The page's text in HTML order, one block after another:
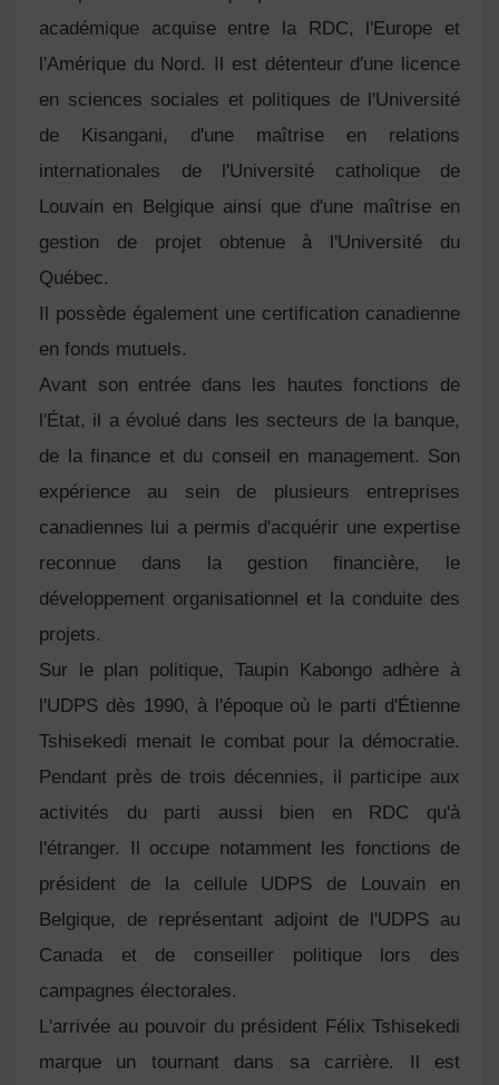
académique acquise entre la RDC, l'Europe et
l'Amérique du Nord. Il est détenteur d'une licence
en sciences sociales et politiques de l'Université
de Kisangani, d'une maîtrise en relations
internationales de l'Université catholique de
Louvain en Belgique ainsi que d'une maîtrise en
gestion de projet obtenue à l'Université du
Québec.
Il possède également une certification canadienne
en fonds mutuels.
Avant son entrée dans les hautes fonctions de
l'État, il a évolué dans les secteurs de la banque,
de la finance et du conseil en management. Son
expérience au sein de plusieurs entreprises
canadiennes lui a permis d'acquérir une expertise
reconnue dans la gestion financière, le
développement organisationnel et la conduite des
projets.
Sur le plan politique, Taupin Kabongo adhère à
l'UDPS dès 1990, à l'époque où le parti d'Étienne
Tshisekedi menait le combat pour la démocratie.
Pendant près de trois décennies, il participe aux
activités du parti aussi bien en RDC qu'à
l'étranger. Il occupe notamment les fonctions de
président de la cellule UDPS de Louvain en
Belgique, de représentant adjoint de l'UDPS au
Canada et de conseiller politique lors des
campagnes électorales.
L'arrivée au pouvoir du président Félix Tshisekedi
marque un tournant dans sa carrière. Il est